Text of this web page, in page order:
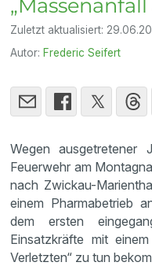
Zuletzt aktualisiert:
Autor: Frederic Seifert
Wegen ausgetretener
Feuerwehr am
nach Zwickau-
einem Pharmabetrieb
dem ersten
Einsatzkräfte mit
Verletzten“ zu tun